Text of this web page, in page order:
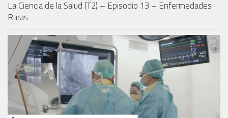
La Ciencia de la Salud (T2) – Episodio 13 – Enfermedades
Raras